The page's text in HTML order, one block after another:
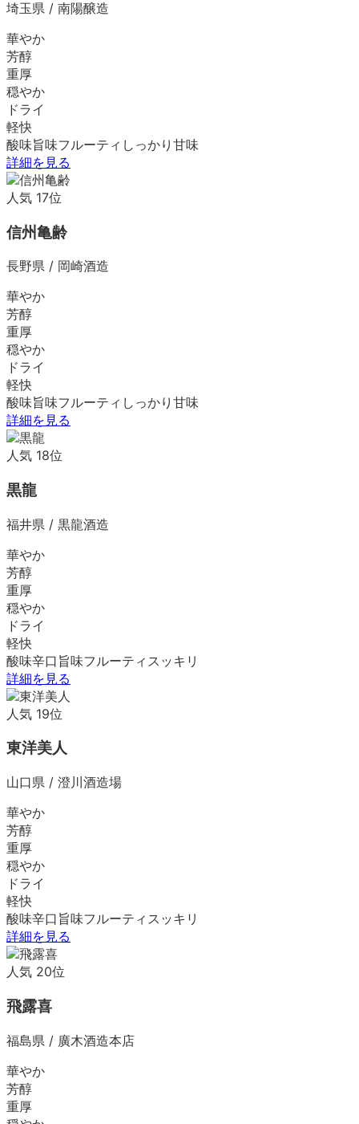
埼玉県 / 南陽醸造
華やか
芳醇
重厚
穏やか
ドライ
軽快
酸味旨味フルーティ しっかり 甘味
詳細を見る
人気 17位
信州亀齢
長野県 / 岡崎酒造
華やか
芳醇
重厚
穏やか
ドライ
軽快
酸味旨味フルーティ しっかり 甘味
詳細を見る
人気 18位
黒龍
福井県 / 黒龍酒造
華やか
芳醇
重厚
穏やか
ドライ
軽快
酸味辛口 旨味フルーティ スッキリ
詳細を見る
人気 19位
東洋美人
山口県 / 澄川酒造場
華やか
芳醇
重厚
穏やか
ドライ
軽快
酸味辛口 旨味フルーティ スッキリ
詳細を見る
人気 20位
飛露喜
福島県 / 廣木酒造本店
華やか
芳醇
重厚